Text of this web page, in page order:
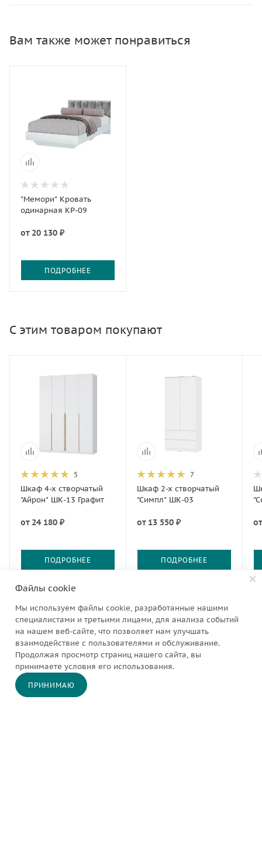
Вам также может понравиться
"Мемори" Кровать
одинарная КР-09
от 20 130 ₽
ПОДРОБНЕЕ
С этим товаром покупают
5
Шкаф 4-х створчатый
"Айрон" ШК-13 Графит
от 24 180 ₽
ПОДРОБНЕЕ
7
Шкаф 2-х створчатый
"Симпл" ШК-03
от 13 550 ₽
ПОДРОБНЕЕ
АКЦИИ
КОМПАНИЯ
Файлы cookie
Мы используем файлы cookie, разработанные нашими
специалистами и третьими лицами, для анализа событий
на нашем веб-сайте, что позволяет нам улучшать
взаимодействие с пользователями и обслуживание.
Продолжая просмотр страниц нашего сайта, вы
принимаете условия его использования.
ПРИНИМАЮ